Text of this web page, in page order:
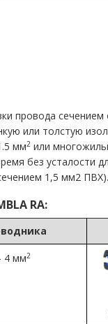
провода
или толстую
мм2или
без усталости
1,5 мм2 ПВХ).
RA:
4 мм2